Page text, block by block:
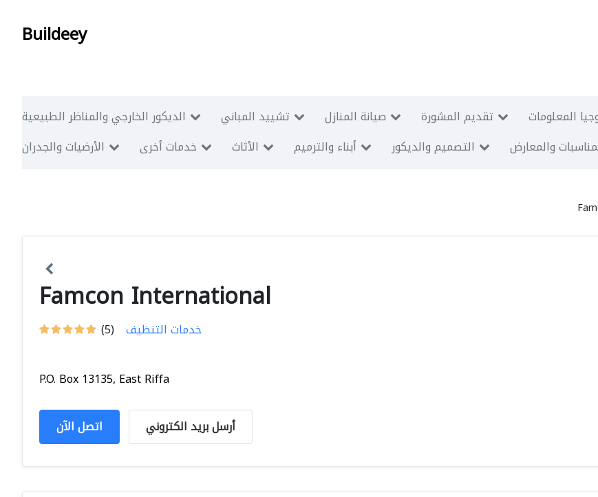
Buildeey
الديكور الخارجي والمناظر الطبيعية تشييد المباني صيانة المنازل تقديم المشورة
المعلومات
الأرضيات والجدران
خدمات أخرى الأثاث أبناء والترميم التصميم والديكور والمعارض
Famcon International
(5) خدمات التنظيف
P.O. Box 13135, East Riffa
اتصل الآن أرسل بريد الكتروني